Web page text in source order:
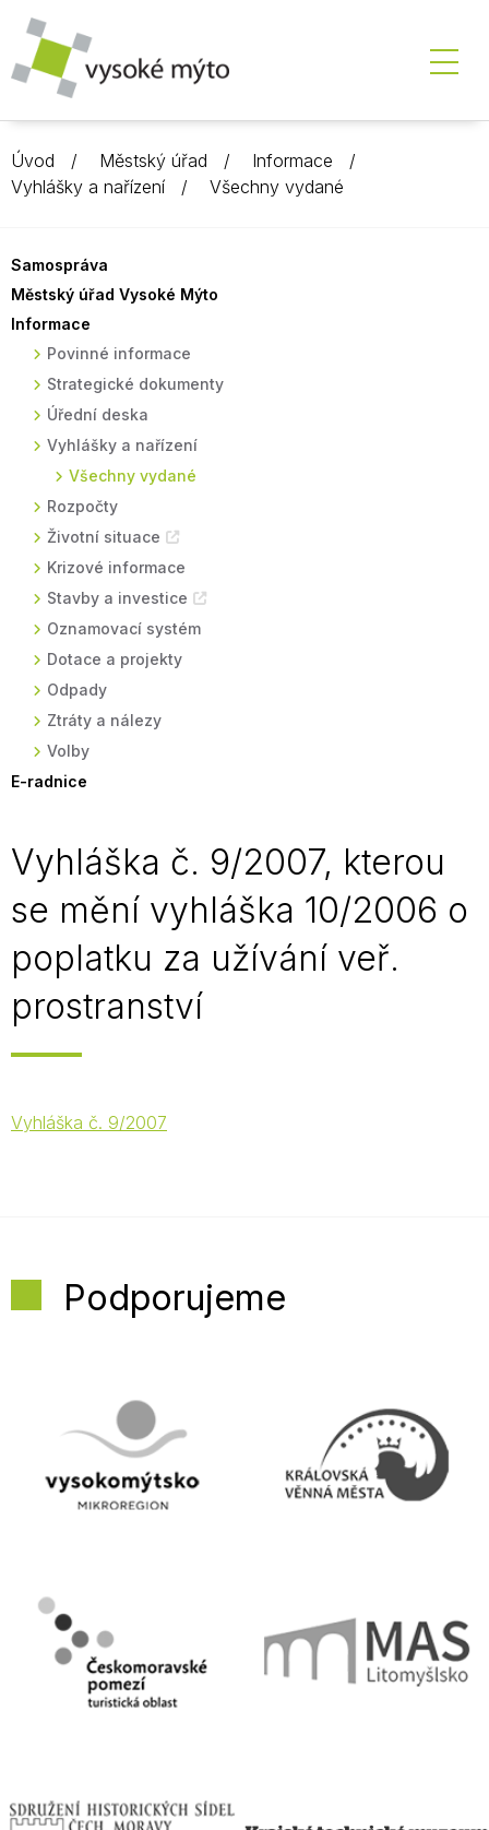
Úvod Městský úřad
Informace
Vyhlášky a nařízení
Všechny vydané
Samospráva
Městský úřad Vysoké Mýto
Informace
Povinné informace
Strategické dokumenty
Úřední deska
Vyhlášky a nařízení
Všechny vydané
Rozpočty
Životní situace
Krizové informace
Stavby a investice
Oznamovací systém
Dotace a projekty
Odpady
Ztráty a nálezy
Volby
E-radnice
Vyhláška č. 9/2007, kterou
se mění vyhláška 10/2006 o
poplatku za užívání veř.
prostranství
Vyhláška č. 9/2007
Podporujeme